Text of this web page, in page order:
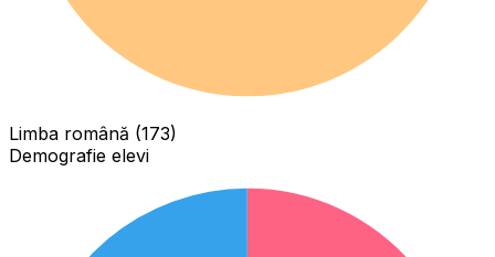
Limba română (173)
Demografie elevi